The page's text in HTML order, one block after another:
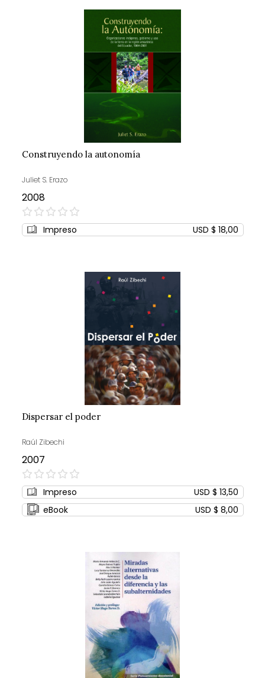
Construyendo la autonomía
Juliet S. Erazo
2008
0%
Impreso USD $ 18,00
Dispersar el poder
Raúl Zibechi
2007
0%
Impreso
USD $ 13,50
eBook
USD $ 8,00